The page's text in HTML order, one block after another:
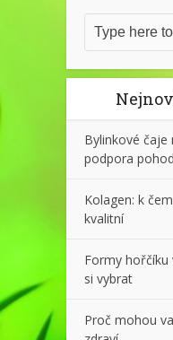
Bylinkové čaje
podpora
Kolagen: k
kvalitní
Formy hořčíku
si vybrat
Proč mohou